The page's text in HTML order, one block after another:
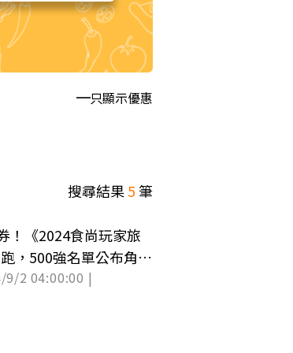
只顯示優惠
搜尋結果5筆
！《2024食尚玩家旅
，500強名單公布角逐
9/2 04:00:00 |